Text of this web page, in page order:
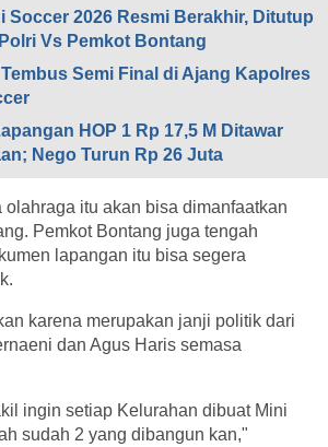
Soccer 2026 Resmi Berakhir, Ditutup
Vs Pemkot Bontang
Semi Final di Ajang Kapolres
HOP 1 Rp 17,5 M Ditawar
Nego Turun Rp 26 Juta
olahraga itu akan bisa dimanfaatkan
Pemkot Bontang juga tengah
lapangan itu bisa segera
karena merupakan janji politik dari
dan Agus Haris semasa
ingin setiap Kelurahan dibuat Mini
sudah 2 yang dibangun kan,"